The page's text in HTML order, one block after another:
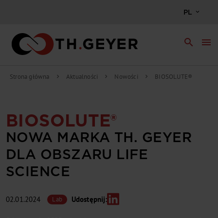
PL
search menu
Strona główna chevron_right Aktualności chevron_right Nowości chevron_right BIOSOLUTE®
BIOSOLUTE®
NOWA MARKA TH. GEYER
DLA OBSZARU LIFE
SCIENCE
02.01.2024 Lab Udostępnij: